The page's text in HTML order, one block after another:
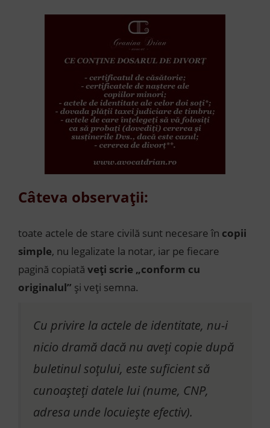
Câteva observații:
toate actele de stare civilă sunt necesare în copii
simple, nu legalizate la notar, iar pe fiecare
pagină copiată veți scrie „conform cu
originalul” și veți semna.
Cu privire la actele de identitate, nu-i
nicio dramă dacă nu aveți copie după
buletinul soțului, este suficient să
cunoașteți datele lui (nume, CNP,
adresa unde locuiește efectiv).